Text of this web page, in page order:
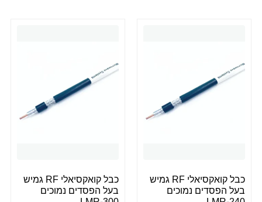
כבל קואקסיאלי RF גמיש
בעל הפסדים נמוכים
כבל קואקסיאלי RF גמיש
בעל הפסדים נמוכים